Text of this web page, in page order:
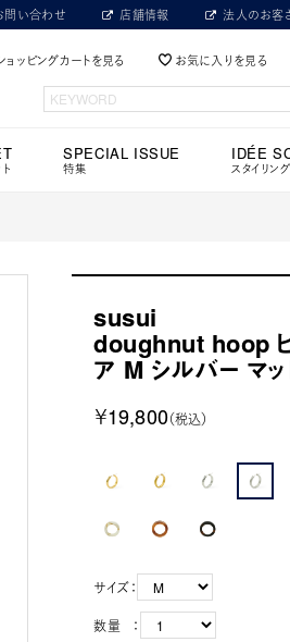
問い合わせ 店舗情報 法人のお客
ョッピングカートを見る お気に入りを見る
SPECIAL ISSUE
特集
IDÉE
スタイリン
susui
doughnut hoop
ア M シルバー マ
￥19,800（税込）
サイズ：
数量 ：